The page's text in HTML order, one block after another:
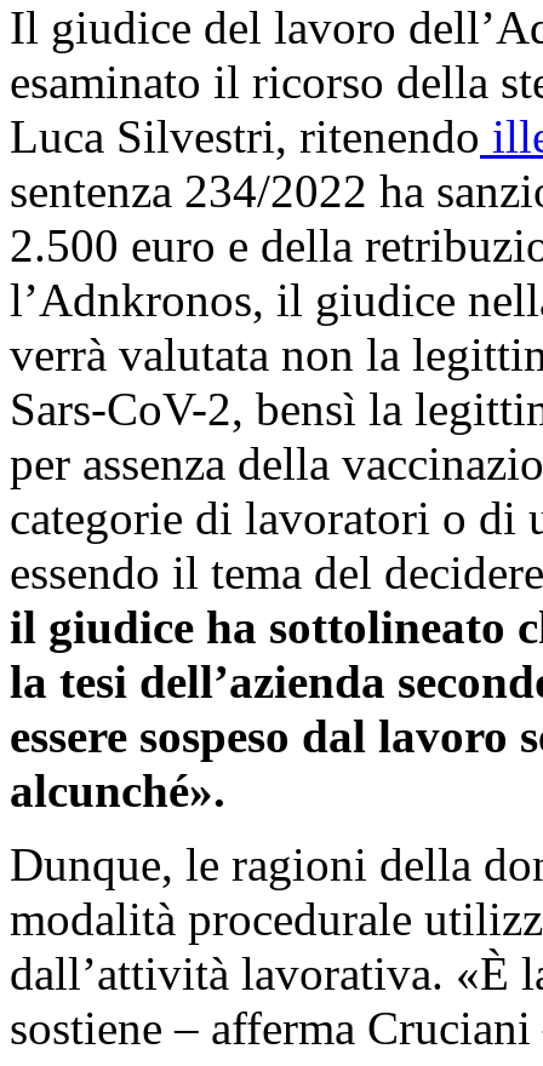
Il giudice del lavoro
esaminato il ricorso della
Luca Silvestri, ritenendo
sentenza 234/2022 ha
2.500 euro e della
l’Adnkronos, il giudice
verrà valutata non la
Sars-CoV-2, bensì la
per assenza della
categorie di lavoratori o di
essendo il tema del
il giudice ha sottolineato
la tesi dell’azienda
essere sospeso dal
alcunché».
Dunque, le ragioni della
modalità procedurale
dall’attività lavorativa. «È
sostiene – afferma